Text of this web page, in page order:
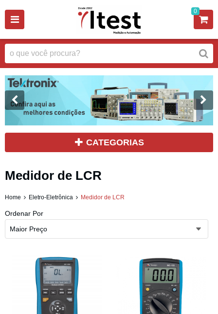
0
CATEGORIAS
Medidor de LCR
Home Eletro-Eletrônica Medidor de LCR
Ordenar Por
Maior Preço